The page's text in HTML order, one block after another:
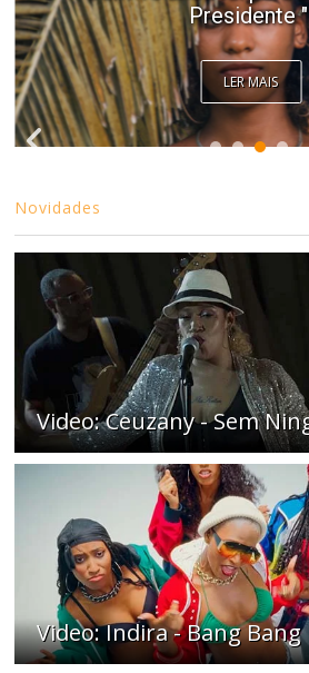
Presidente "
LER MAIS
Novidades
Video: Ceuzany - Sem
Video: Indira - Bang Bang